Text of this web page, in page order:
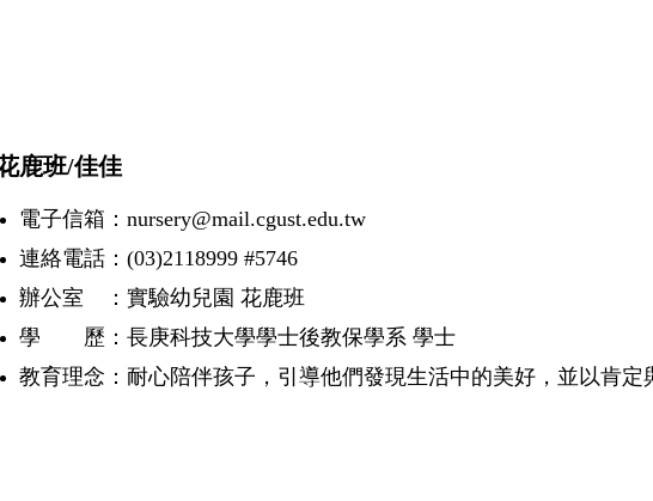
班/佳佳
電子信箱：nursery@mail.cgust.edu.tw
連絡電話：(03)2118999 #5746
辦公室 ：實驗幼兒園 花鹿班
學 歷：長庚科技大學學士後教保學系 學士
教育理念：耐心陪伴孩子，引導他們發現生活中的美好，並以肯定